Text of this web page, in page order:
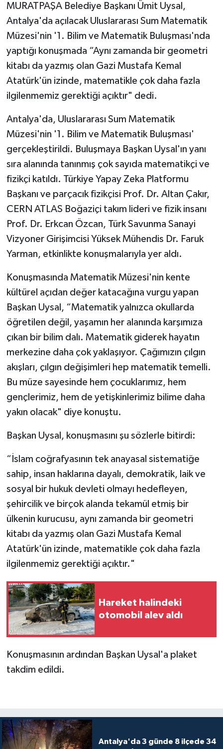
MURATPAŞA Belediye Başkanı Ümit Uysal,
Antalya'da açılacak Uluslararası Sum Matematik
Müzesi'nin '1. Bilim ve Matematik Buluşması'nda
yaptığı konuşmada “Aynı zamanda bir geometri
kitabı da yazmış olan Gazi Mustafa Kemal
Atatürk'ün izinde, matematikle çok daha fazla
ilgilenmemiz gerektiği açıktır" dedi.
Antalya'da, Uluslararası Sum Matematik
Müzesi'nin '1. Bilim ve Matematik Buluşması'
gerçekleştirildi. Buluşmaya Başkan Uysal'ın yanı
sıra alanında tanınmış çok sayıda matematikçi ve
fizikçi katıldı. Türkiye Yapay Zeka Platformu
Başkanı ve parçacık fizikçisi Prof. Dr. Altan Çakır,
CERN ATLAS Boğaziçi takım lideri ve fizik insanı
Prof. Dr. Erkcan Özcan, Türk Savunma Sanayi
Vizyoner Girişimcisi Yüksek Mühendis Dr. Faruk
Yarman, etkinlikte konuşmalarıyla yer aldı.
Konuşmasında Matematik Müzesi'nin kente
kültürel açıdan değer katacağına vurgu yapan
Başkan Uysal, “Matematik yalnızca okullarda
öğretilen değil, yaşamın her alanında karşımıza
çıkan bir bilim dalı. Matematik giderek hayatın
merkezine daha çok yaklaşıyor. Çağımızın çılgın
akışları, çılgın değişimleri hep matematik temelli.
Bu müze sayesinde hem çocuklarımız, hem
gençlerimiz, hem de yetişkinlerimiz bilime daha
yakın olacak" diye konuştu.
Başkan Uysal, konuşmasını şu sözlerle bitirdi:
“İslam coğrafyasının tek anayasal sistematiğe
sahip, insan haklarına dayalı, demokratik, laik ve
sosyal bir hukuk devleti olmayı hedefleyen,
şehircilik ve birçok alanda tekamül etmiş bir
ülkenin kurucusu, aynı zamanda bir geometri
kitabı da yazmış olan Gazi Mustafa Kemal
Atatürk'ün izinde, matematikle çok daha fazla
ilgilenmemiz gerektiği açıktır."
Hareket halindeki
otomobil alev aldı
Konuşmasının ardından Başkan Uysal'a plaket
takdim edildi.
Antalya'da 3 günde 8 ilçede 34
Siyaset
Sosyal medya
Spor
Teknoloji
Televizyon
Turizm
Yaşam